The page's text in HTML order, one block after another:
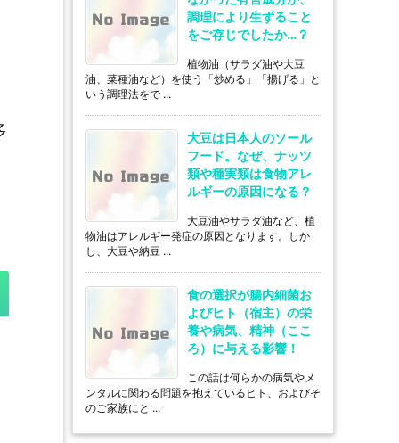
調理により生ずること
をご存じでしたか…？
植物油（サラダ油や大豆
油、菜種油など）を使う「炒める」「揚げる」と
いう調理法をで ...
大豆は日本人のソール
フード。なぜ、ナッツ
類や種実類は食物アレ
ルギーの原因になる？
大豆油やサラダ油など、植
物油はアレルギー発症の原因となります。しか
し、大豆や納豆 ...
食の選択が腸内細菌お
よびヒト（宿主）の栄
養や病気、精神（ここ
ろ）に与える影響！
この話は何らかの病気やメ
ンタルに関わる問題を抱えているヒト、およびそ
のご家族にと ...